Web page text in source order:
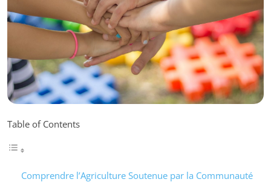
Table of Contents
Comprendre l’Agriculture Soutenue par la Communauté